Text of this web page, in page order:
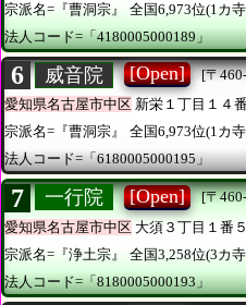
宗派名=『曹洞宗』
全国6,973位(1カ
法人コード=「4180005000189」
6 威音院 [Open]
[〒
愛知県名古屋市中区 新栄１丁目１４
宗派名=『曹洞宗』
全国6,973位(1カ
法人コード=「6180005000195」
7 一行院 [Open]
[〒
愛知県名古屋市中区 大須３丁目１番
宗派名=『浄土宗』
全国3,258位(3カ
法人コード=「8180005000193」